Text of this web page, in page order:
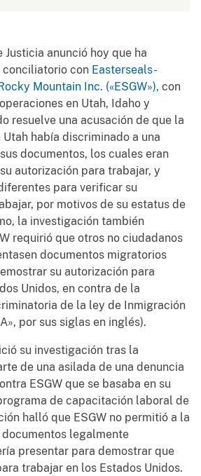
Justicia anunció hoy que ha
con Easterseals-
Mountain Inc. («ESGW»), con
en Utah, Idaho y
resuelve una acusación de que la
Utah había discriminado a una
documentos, los cuales eran
autorización para trabajar, y
para verificar su
por motivos de su estatus de
la investigación también
requirió que otros no ciudadanos
documentos migratorios
su autorización para
Unidos, en contra de la
de la ley de Inmigración
por sus siglas en inglés).
su investigación tras la
de una asilada de una denuncia
ESGW que se basaba en su
de capacitación laboral de
halló que ESGW no permitió a la
legalmente
presentar para demostrar que
trabajar en los Estados Unidos.